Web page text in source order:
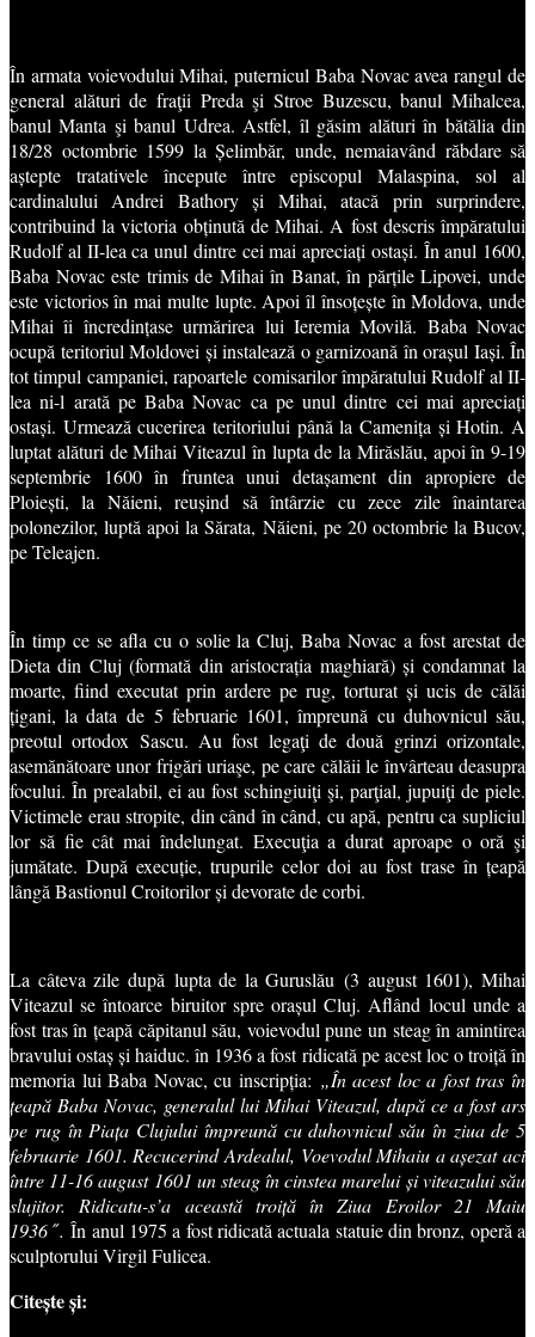
În armata voievodului Mihai, puternicul Baba Novac avea rangul de
general alături de fraţii Preda şi Stroe Buzescu, banul Mihalcea,
banul Manta şi banul Udrea. Astfel, îl găsim alături în bătălia din
18/28 octombrie 1599 la Șelimbăr, unde, nemaiavând răbdare să
aștepte tratativele începute între episcopul Malaspina, sol al
cardinalului Andrei Bathory și Mihai, atacă prin surprindere,
contribuind la victoria obținută de Mihai. A fost descris împăratului
Rudolf al II-lea ca unul dintre cei mai apreciați ostași. În anul 1600,
Baba Novac este trimis de Mihai în Banat, în părțile Lipovei, unde
este victorios în mai multe lupte. Apoi îl însoțește în Moldova, unde
Mihai îi încredințase urmărirea lui Ieremia Movilă. Baba Novac
ocupă teritoriul Moldovei și instalează o garnizoană în orașul Iași. În
tot timpul campaniei, rapoartele comisarilor împăratului Rudolf al II-
lea ni-l arată pe Baba Novac ca pe unul dintre cei mai apreciați
ostași. Urmează cucerirea teritoriului până la Camenița și Hotin. A
luptat alături de Mihai Viteazul în lupta de la Mirăslău, apoi în 9-19
septembrie 1600 în fruntea unui detașament din apropiere de
Ploiești, la Năieni, reușind să întârzie cu zece zile înaintarea
polonezilor, luptă apoi la Sărata, Năieni, pe 20 octombrie la Bucov,
pe Teleajen.
În timp ce se afla cu o solie la Cluj, Baba Novac a fost arestat de
Dieta din Cluj (formată din aristocrația maghiară) și condamnat la
moarte, fiind executat prin ardere pe rug, torturat și ucis de călăi
țigani, la data de 5 februarie 1601, împreună cu duhovnicul său,
preotul ortodox Sascu. Au fost legaţi de două grinzi orizontale,
asemănătoare unor frigări uriaşe, pe care călăii le învârteau deasupra
focului. În prealabil, ei au fost schingiuiţi şi, parţial, jupuiţi de piele.
Victimele erau stropite, din când în când, cu apă, pentru ca supliciul
lor să fie cât mai îndelungat. Execuţia a durat aproape o oră şi
jumătate. După execuție, trupurile celor doi au fost trase în țeapă
lângă Bastionul Croitorilor și devorate de corbi.
La câteva zile după lupta de la Guruslău (3 august 1601), Mihai
Viteazul se întoarce biruitor spre orașul Cluj. Aflând locul unde a
fost tras în țeapă căpitanul său, voievodul pune un steag în amintirea
bravului ostaș și haiduc. în 1936 a fost ridicată pe acest loc o troiță în
memoria lui Baba Novac, cu inscripția: „În acest loc a fost tras în
țeapă Baba Novac, generalul lui Mihai Viteazul, după ce a fost ars
pe rug în Piața Clujului împreună cu duhovnicul său în ziua de 5
februarie 1601. Recucerind Ardealul, Voevodul Mihaiu a așezat aci
între 11-16 august 1601 un steag în cinstea marelui și viteazului său
slujitor. Ridicatu-s’a această troiță în Ziua Eroilor 21 Maiu
1936″.În anul 1975 a fost ridicată actuala statuie din bronz, operă a
sculptorului Virgil Fulicea.
Citește și: